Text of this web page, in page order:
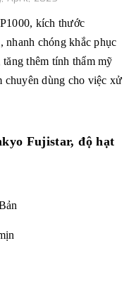
kích thước
nhanh chóng khắc phục
thêm tính thẩm mỹ
chuyên dùng cho việc xử
Fujistar, độ hạt